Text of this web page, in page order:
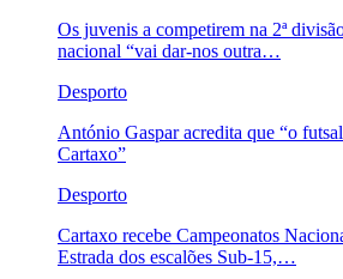
Os juvenis a competirem na 2ª
nacional “vai dar-nos outra…
Desporto
António Gaspar acredita que “o
Cartaxo”
Desporto
Cartaxo recebe Campeonatos
Estrada dos escalões Sub-15,…